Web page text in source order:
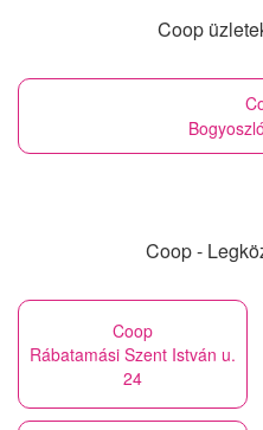
Coop
Coop -
Coop
Rábatamási Szent István u.
24